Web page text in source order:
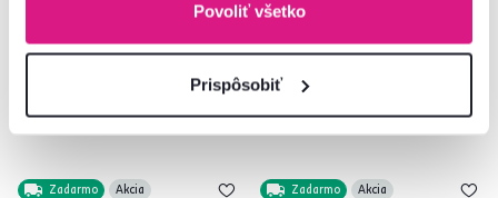
Povoliť všetko
Prispôsobiť
4 Plocha na spanie (cm), 3 Farba -
detailná
detailná
Zadarmo
Akcia
Zadarmo
Akcia